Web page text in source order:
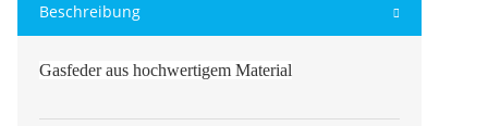
Beschreibung
Gasfeder aus hochwertigem Material